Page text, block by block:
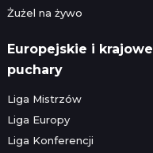
Żużel na żywo
Europejskie i krajowe
puchary
Liga Mistrzów
Liga Europy
Liga Konferencji